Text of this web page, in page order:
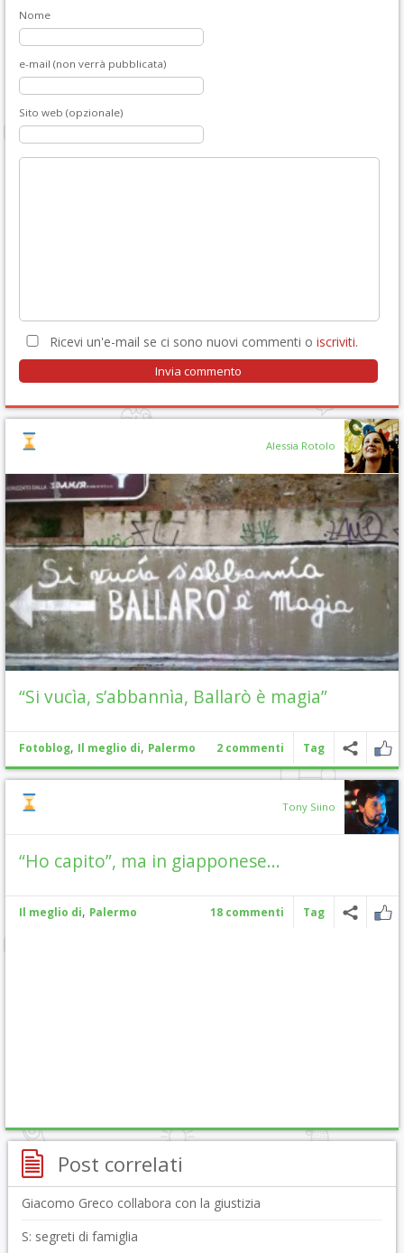
Nome
e-mail (non verrà pubblicata)
Sito web (opzionale)
Ricevi un'e-mail se ci sono nuovi commenti o iscriviti.
Alessia Rotolo
“Si vucìa, s’abbannìa, Ballarò è magia”
Fotoblog, Il meglio di, Palermo 2 commenti Tag
Tony Siino
“Ho capito”, ma in giapponese…
Il meglio di, Palermo 18 commenti Tag
Post correlati
Giacomo Greco collabora con la giustizia
S: segreti di famiglia